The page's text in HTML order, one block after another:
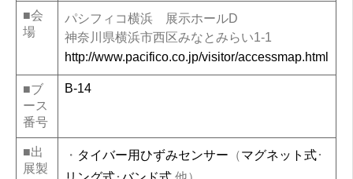
■会
場
パシフィコ横浜 展示ホールD
神奈川県横浜市西区みなとみらい1-1
http://www.pacifico.co.jp/visitor/accessmap.html
■ブ
ース
番号
B-14
■出
展製
・ タイバー用ひずみセンサー （マグネット式･